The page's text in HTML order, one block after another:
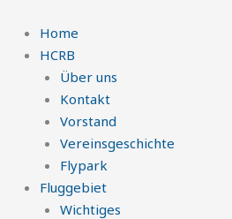
Inhalt
springen
Home
HCRB
Über uns
Kontakt
Vorstand
Vereinsgeschichte
Flypark
Fluggebiet
Wichtiges